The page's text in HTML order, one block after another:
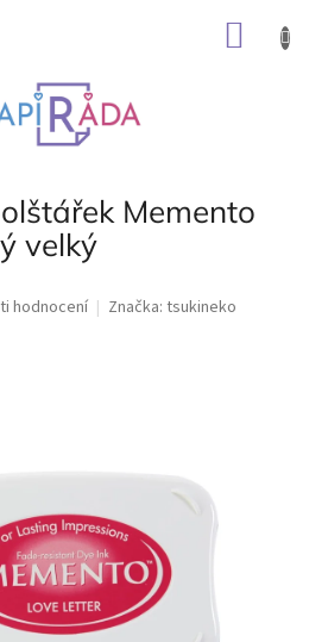
Memento
velký
hodnocení Značka: tsukineko